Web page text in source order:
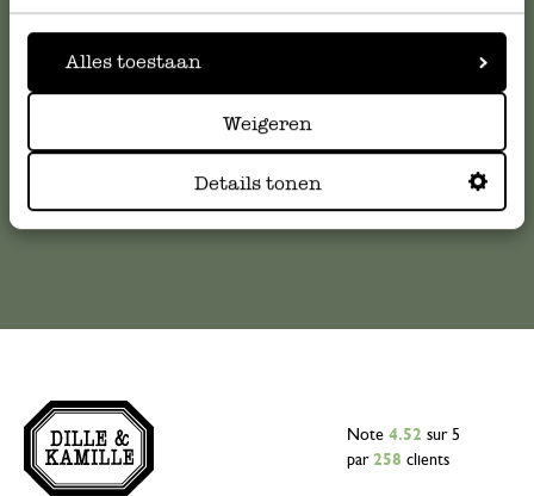
Alles toestaan
Weigeren
Details tonen
veuillez contacter notre service clientèle. Ou retrouvez ici
nos réponses auxquestions les plus fréquemment posées
serviceclientele@dille-kamille.com
Note 4.52 sur 5
par 258 clients